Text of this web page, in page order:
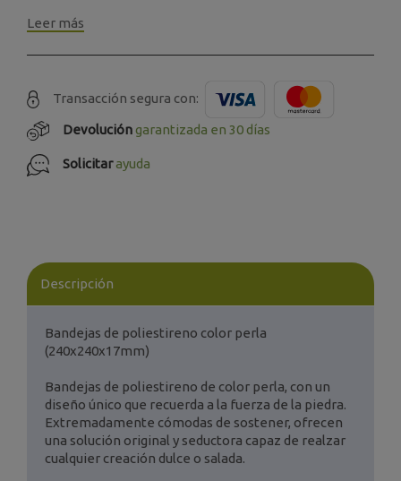
Leer más
Transacción segura con:
Devolucióngarantizada en 30 días
Solicitarayuda
Descripción
Bandejas de poliestireno color perla
(240x240x17mm)
Bandejas de poliestireno de color perla, con un
diseño único que recuerda a la fuerza de la piedra.
Extremadamente cómodas de sostener, ofrecen
una solución original y seductora capaz de realzar
cualquier creación dulce o salada.